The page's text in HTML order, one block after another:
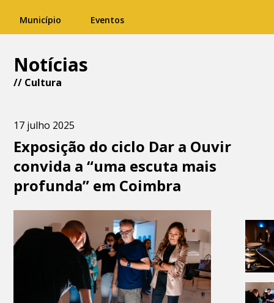
Município Eventos
Notícias
// Cultura
17 julho 2025
Exposição do ciclo Dar a Ouvir
convida a “uma escuta mais
profunda” em Coimbra